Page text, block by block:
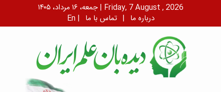
جمعه، ۱۶ مرداد، ۱۴۰۵ | Friday, 7 August , 2026
En | درباره ما | تماس با ما